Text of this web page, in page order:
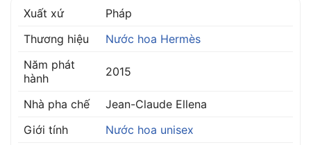
Xuất xứ
Pháp
Thương hiệu
Nước hoa Hermès
Năm phát
hành
2015
Nhà pha chế
Jean-Claude Ellena
Giới tính
Nước hoa unisex